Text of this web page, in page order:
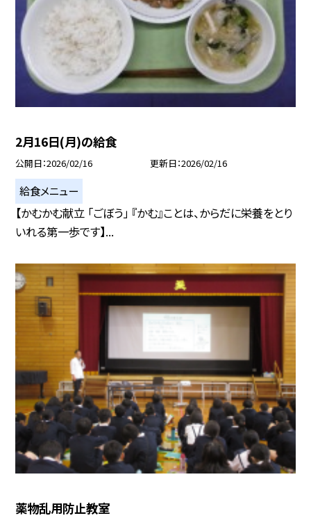
2月16日(月)の給食
公開日 2026/02/16 更新日 2026/02/16
給食メニュー
【かむかむ献立 「ごぼう」 『かむ』ことは、からだに栄養をとり
いれる第一歩です】...
薬物乱用防止教室